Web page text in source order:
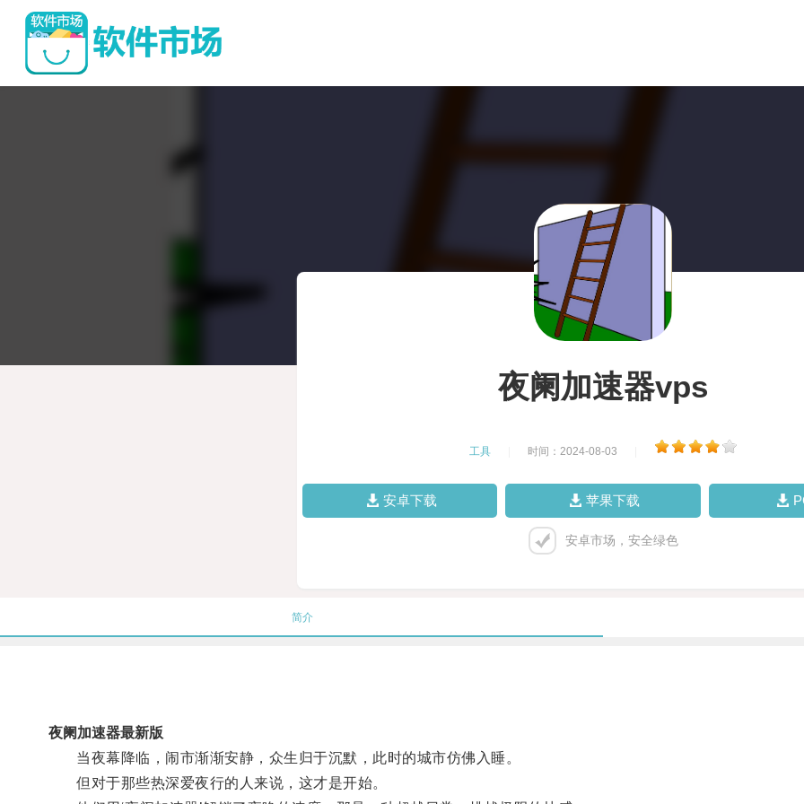
夜阑加速器vps
工具 时间：2024-08-03
安卓下载 苹果下载
安卓市场，安全绿色
简介
夜阑加速器最新版
当夜幕降临，闹市渐渐安静，众生归于沉默，此时的城市仿佛入睡。
但对于那些热深爱夜行的人来说，这才是开始。